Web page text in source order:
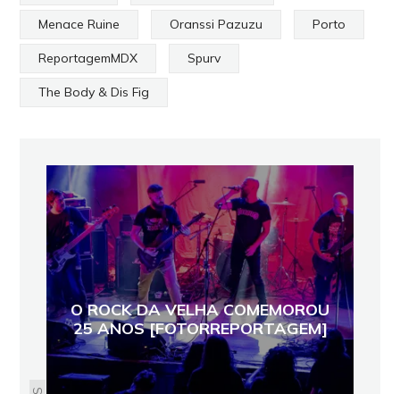
Menace Ruine Oranssi Pazuzu Porto
ReportagemMDX Spurv
The Body & Dis Fig
O ROCK DA VELHA COMEMOROU
25 ANOS [FOTORREPORTAGEM]